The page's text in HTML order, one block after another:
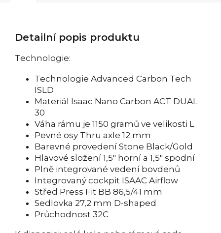
Detailní popis produktu
Technologie:
Technologie Advanced Carbon Tech
ISLD
Materiál Isaac Nano Carbon ACT DUAL
30
Váha rámu je 1150 gramů ve velikosti L
Pevné osy Thru axle 12 mm
Barevné provedení Stone Black/Gold
Hlavové složení 1,5" horní a 1,5" spodní
Plně integrované vedení bovdenů
Integrovaný cockpit ISAAC Airflow
Střed Press Fit BB 86,5/41 mm
Sedlovka 27,2 mm D-shaped
Průchodnost 32C